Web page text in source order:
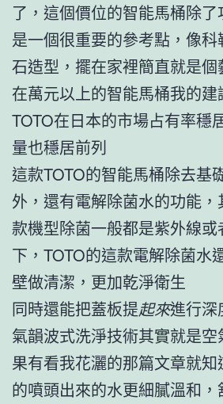
了，這個價位的智能馬桶除
是一個很重要的參考點，像
石造型，擺在家裡簡直就是個
在萬元以上的智能馬桶我的建
TOTO在日本的市場占有率穩
量也穩居前列
這款TOTO的智能馬桶除去基
外，還有電解除菌水的功能
款機型除菌一般都是紫外線
下，TOTO的這款電解除菌水
壁做清潔，更加乾淨衛生
同時還能把蓋板提起來進行深
氣韻波式洗淨技術其實就是
果有看我花灑的那篇文章就
的噴頭出來的水更細膩溫和，